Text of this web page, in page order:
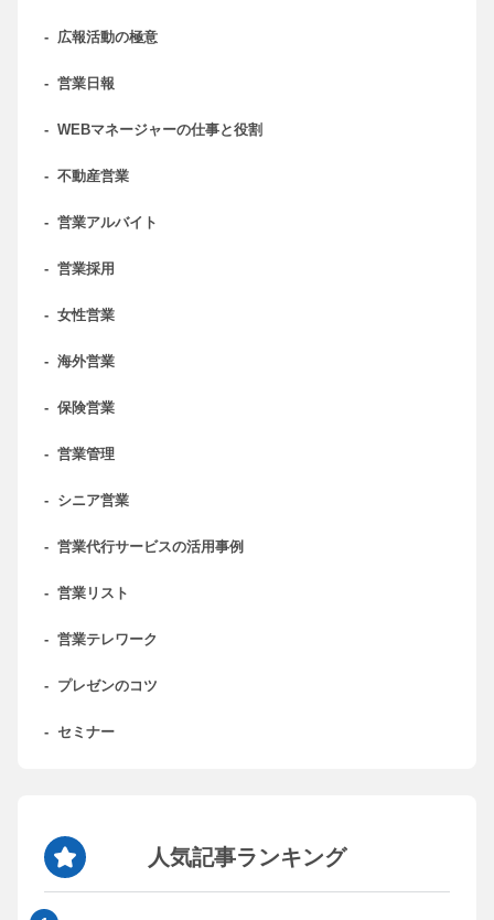
- 広報活動の極意
- 営業日報
- WEBマネージャーの仕事と役割
- 不動産営業
- 営業アルバイト
- 営業採用
- 女性営業
- 海外営業
- 保険営業
- 営業管理
- シニア営業
- 営業代行サービスの活用事例
- 営業リスト
- 営業テレワーク
- プレゼンのコツ
- セミナー
人気記事ランキング